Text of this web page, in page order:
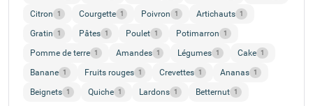
Citron 1 Courgette 1 Poivron 1 Artichauts 1
Gratin 1 Pâtes 1 Poulet 1 Potimarron 1
Pomme de terre 1 Amandes 1 Légumes 1 Cake 1
Banane 1 Fruits rouges 1 Crevettes 1 Ananas 1
Beignets 1 Quiche 1 Lardons 1 Betternut 1